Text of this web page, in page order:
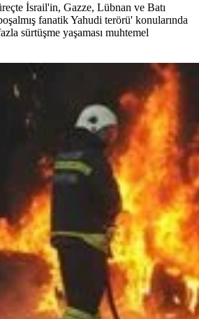
İsrail'in, Gazze, Lübnan ve Batı
fanatik Yahudi terörü' konularında
sürtüşme yaşaması muhtemel